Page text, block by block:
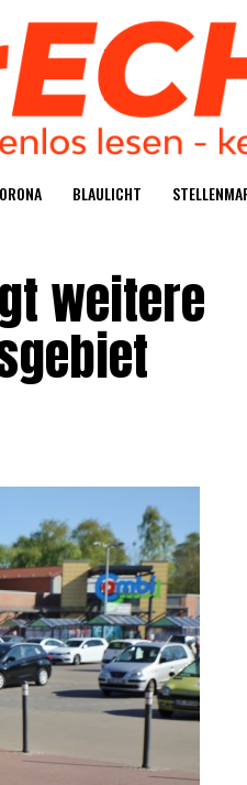
BLAU­LICHT
wei­te­re